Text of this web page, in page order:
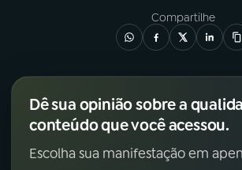
Compartilhe
Dê sua opinião sobre a
conteúdo que você acessou.
Escolha sua manifestação em